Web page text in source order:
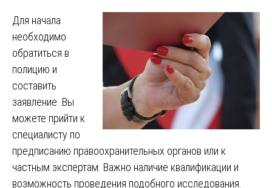
Для начала
необходимо
обратиться в
полицию и
составить
заявление. Вы
можете прийти к
специалисту по
предписанию правоохранительных органов или к
частным экспертам. Важно наличие квалификации и
возможность проведения подобного исследования.